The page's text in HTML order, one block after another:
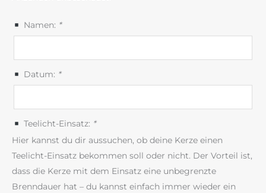
Namen: *
Datum: *
Teelicht-Einsatz: *
Hier kannst du dir aussuchen, ob deine Kerze einen
Teelicht-Einsatz bekommen soll oder nicht. Der Vorteil ist,
dass die Kerze mit dem Einsatz eine unbegrenzte
Brenndauer hat – du kannst einfach immer wieder ein